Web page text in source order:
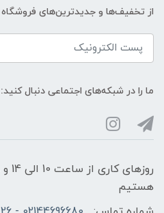
از تخفیف‌ها و جدیدترین‌های فروشگاه
ما را در شبکه‌های اجتماعی دنبال کنید:
هستیم